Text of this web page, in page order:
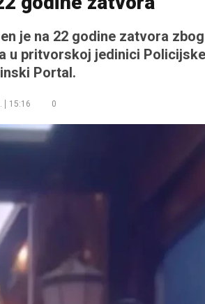
je na 22 godine zatvora
u pritvorskoj jedinici
Portal.
15:16 0